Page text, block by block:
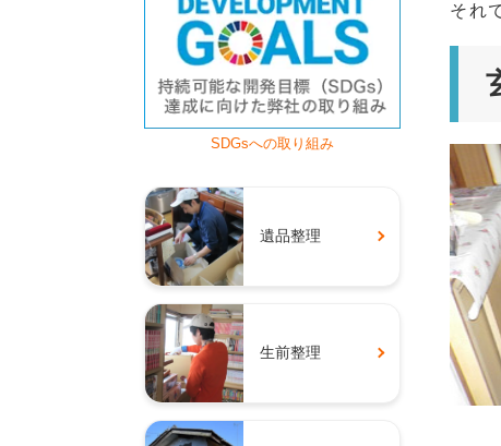
それ
SDGsへの取り組み
遺品整理
生前整理